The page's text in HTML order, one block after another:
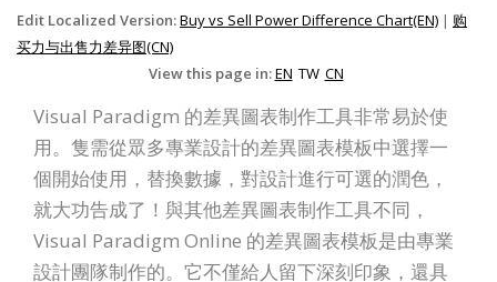
Edit Localized Version:Buy vs Sell Power Difference Chart(EN) | 购
买力与出售力差异图(CN)
View this page in:EN TW CN
Visual Paradigm 的差異圖表制作工具非常易於使
用。隻需從眾多專業設計的差異圖表模板中選擇一
個開始使用，替換數據，對設計進行可選的潤色，
就大功告成了！與其他差異圖表制作工具不同，
Visual Paradigm Online 的差異圖表模板是由專業
設計團隊制作的。它不僅給人留下深刻印象，還具